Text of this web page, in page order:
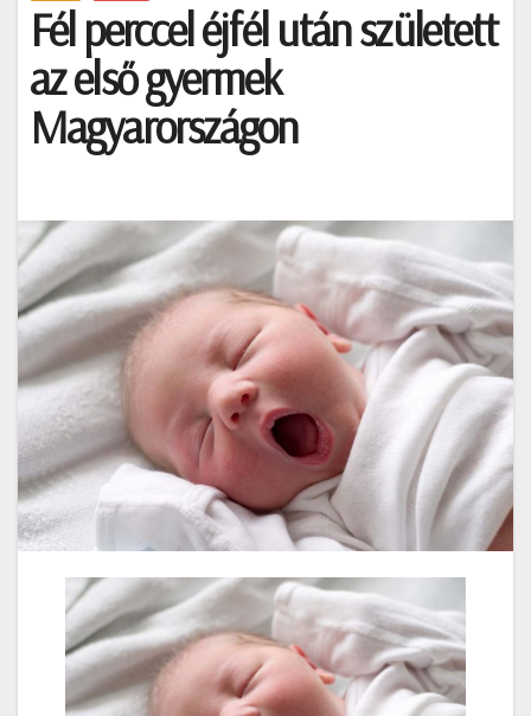
Fél perccel éjfél után született
az első gyermek
Magyarországon